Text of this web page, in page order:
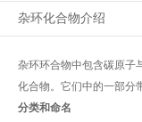
杂环化合物介绍
杂环环合物中包含碳原子
化合物。它们中的一部分
分类和命名